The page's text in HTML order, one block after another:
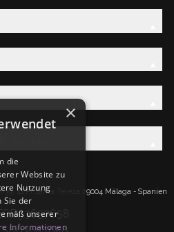
Familie
41 PI Santa Tereza 29004 Málaga - Spanien
×
die
Website zu
Nutzung
Sie der
unserer
Informationen